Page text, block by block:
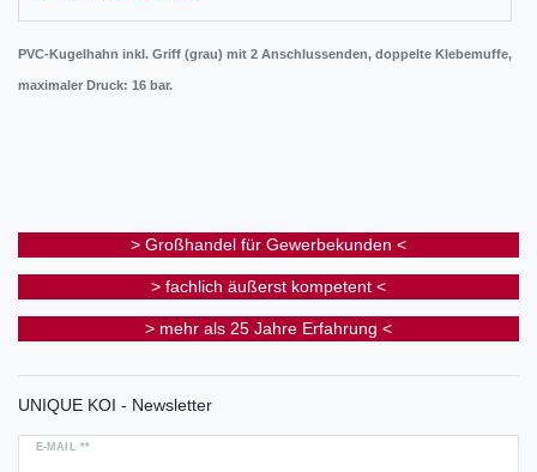
PVC-Kugelhahn inkl. Griff (grau) mit 2 Anschlussenden, doppelte Klebemuffe,
maximaler Druck: 16 bar.
> Großhandel für Gewerbekunden <
> fachlich äußerst kompetent <
> mehr als 25 Jahre Erfahrung <
UNIQUE KOI - Newsletter
E-MAIL **